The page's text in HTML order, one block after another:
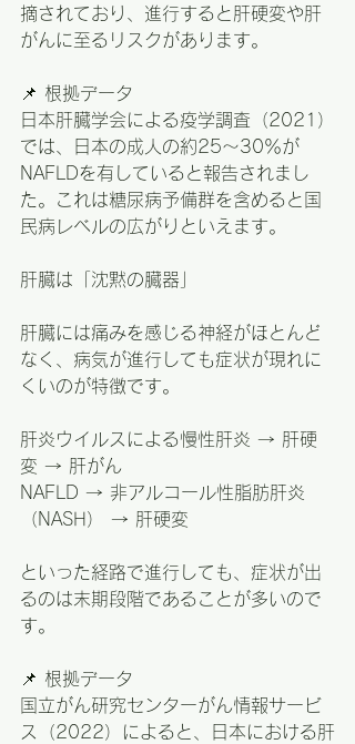
摘されており、進行すると肝硬変や肝
がんに至るリスクがあります。
📌 根拠データ
日本肝臓学会による疫学調査（2021）
では、日本の成人の約25〜30％が
NAFLDを有していると報告されまし
た。これは糖尿病予備群を含めると国
民病レベルの広がりといえます。
肝臓は「沈黙の臓器」
肝臓には痛みを感じる神経がほとんど
なく、病気が進行しても症状が現れに
くいのが特徴です。
肝炎ウイルスによる慢性肝炎 → 肝硬
変 → 肝がん
NAFLD → 非アルコール性脂肪肝炎
（NASH） → 肝硬変
といった経路で進行しても、症状が出
るのは末期段階であることが多いので
す。
📌 根拠データ
国立がん研究センターがん情報サービ
ス（2022）によると、日本における肝